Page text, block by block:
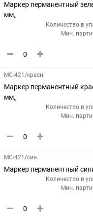
Маркер перманентный
мм,,
Количество в
Мин.
МС-421/красн.
Маркер перманентный
мм,,
Количество в
Мин.
МС-421/син.
Маркер перманентный
Количество в
Мин.